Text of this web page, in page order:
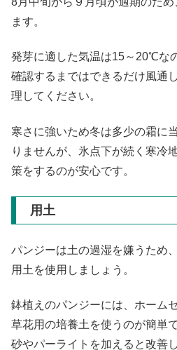
ます。
発芽に適した気温は15～20℃な
確認するまではできるだけ風通
理してください。
寒さに強いため冬は多少の霜に
りませんが、氷点下が続く寒冷
策をするのが安心です。
用土
パンジーは土の過湿を嫌うため
用土を使用しましょう。
鉢植えのパンジーには、ホーム
草花用の培養土を使うのが簡単
砂やパーライトを加えると改善し